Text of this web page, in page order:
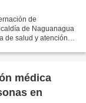
de
de Naguanagua
de salud y atención
médica
en